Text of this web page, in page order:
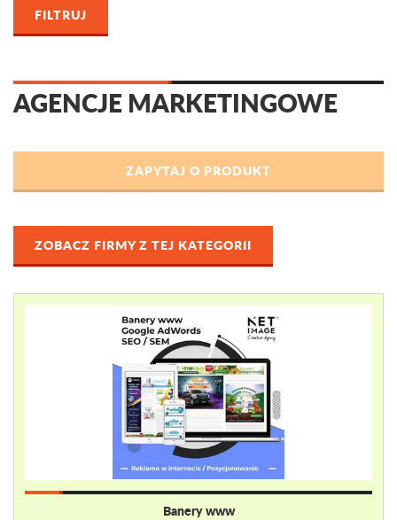
AGENCJE MARKETINGOWE
ZOBACZ FIRMY Z TEJ KATEGORII
Banery www